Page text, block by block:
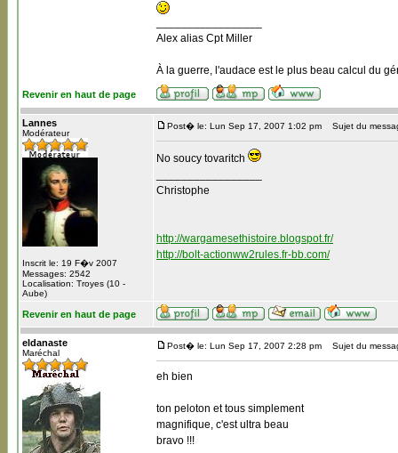
Alex alias Cpt Miller
À la guerre, l'audace est le plus beau calcul du
Revenir en haut de page
Lannes
Modérateur
Inscrit le: 19 F�v 2007
Messages: 2542
Localisation: Troyes (10 -
Aube)
Post� le: Lun Sep 17, 2007 1:02 pm Sujet du
No soucy tovaritch
Christophe
http://wargamesethistoire.blogspot.fr/
http://bolt-actionww2rules.fr-bb.com/
Revenir en haut de page
eldanaste
Maréchal
Post� le: Lun Sep 17, 2007 2:28 pm Sujet du
eh bien
ton peloton et tous simplement
magnifique, c'est ultra beau
bravo !!!